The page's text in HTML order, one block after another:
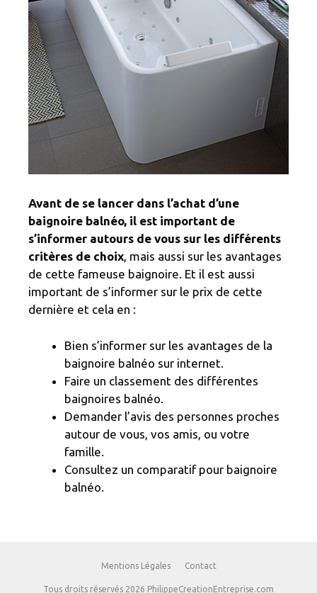
Avant de se lancer dans l’achat d’une
baignoire balnéo, il est important de
s’informer autours de vous sur les différents
critères de choix, mais aussi sur les avantages
de cette fameuse baignoire. Et il est aussi
important de s’informer sur le prix de cette
dernière et cela en :
Bien s’informer sur les avantages de la
baignoire balnéo sur internet.
Faire un classement des différentes
baignoires balnéo.
Demander l’avis des personnes proches
autour de vous, vos amis, ou votre
famille.
Consultez un comparatif pour baignoire
balnéo.
Mentions Légales Contact
Tous droits réservés 2026 PhilippeCreationEntreprise.com